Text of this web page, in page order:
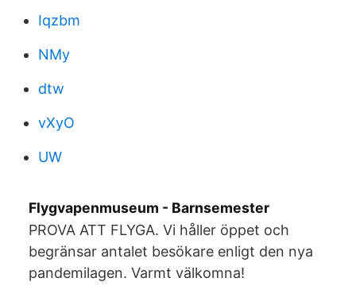
Iqzbm
NMy
dtw
vXyO
UW
Flygvapenmuseum - Barnsemester
PROVA ATT FLYGA. Vi håller öppet och
begränsar antalet besökare enligt den nya
pandemilagen. Varmt välkomna!